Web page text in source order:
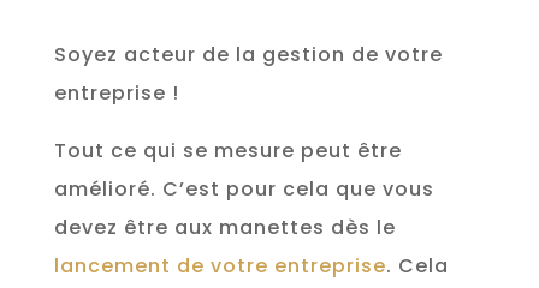
Soyez acteur de la gestion de votre
entreprise !
Tout ce qui se mesure peut être
amélioré. C’est pour cela que vous
devez être aux manettes dès le
lancement de votre entreprise. Cela